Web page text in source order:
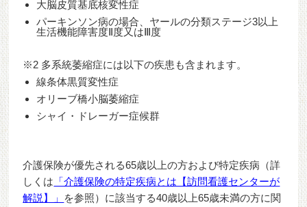
大脳皮質基底核変性症
パーキンソン病の場合、ヤールの分類ステージ3以上
生活機能障害度Ⅱ度又はⅢ度
※2 多系統萎縮症には以下の疾患も含まれます。
線条体黒質変性症
オリーブ橋小脳萎縮症
シャイ・ドレーガー症候群
介護保険が優先される65歳以上の方および特定疾病（詳
しくは 「介護保険の特定疾病とは【訪問看護センターが
解説】」 を参照）に該当する40歳以上65歳未満の方に関